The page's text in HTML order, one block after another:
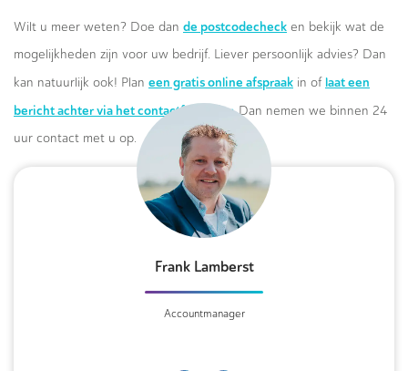
Wilt u meer weten? Doe dan de postcodecheck en bekijk wat de
mogelijkheden zijn voor uw bedrijf. Liever persoonlijk advies? Dan
kan natuurlijk ook! Plan een gratis online afspraak in of laat een
bericht achter via het contactformulier.Dan nemen we binnen 24
uur contact met u op.
Frank Lamberst
Accountmanager